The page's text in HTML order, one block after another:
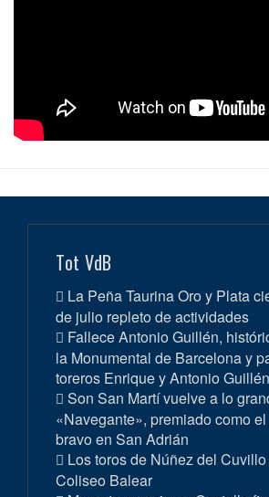
Tot VdB
La Peña Taurina Oro y Plata
de julio repleto de actividades
Fallece Antonio Guillén,
la Monumental de Barcelona y
toreros Enrique y Antonio Guillén
Son San Martí vuelve a lo
«Navegante», premiado como
bravo en San Adrián
Los toros de Núñez del
Coliseo Balear